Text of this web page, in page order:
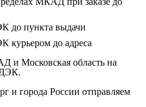
до пункта выдачи
курьером до адреса
и Московская область на
и города России отправляем